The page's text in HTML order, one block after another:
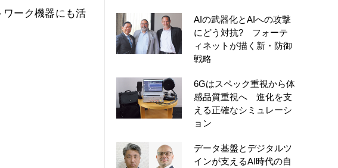
ーク機器にも活
AIの武器化とAIへの攻撃
にどう対抗? フォーテ
ィネットが描く新・防御
戦略
6Gはスペック重視から体
感品質重視へ 進化を支
える正確なシミュレーシ
ョン
データ基盤とデジタルツ
インが支えるAI時代の自